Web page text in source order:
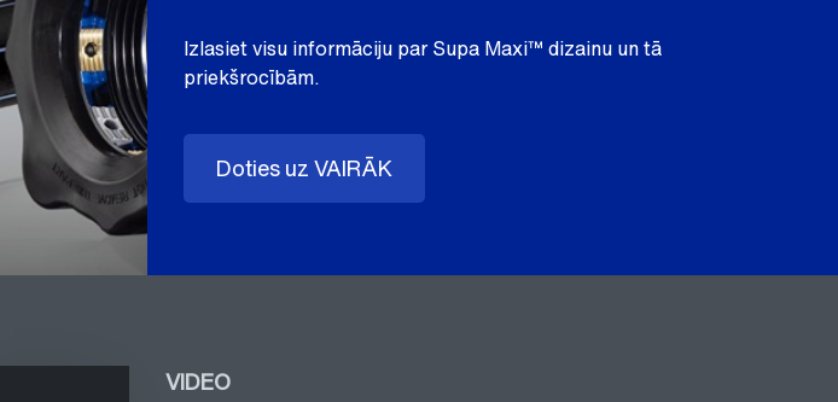
Izlasiet visu informāciju par Supa Maxi™ dizainu un tā
priekšrocībām.
Doties uz VAIRĀK
VIDEO